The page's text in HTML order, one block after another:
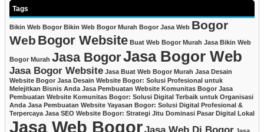
Tags
Bikin Web Bogor Bikin Web Bogor Murah Bogor Jasa Web Bogor
Web Bogor Website Buat Web Bogor Murah Jasa Bikin Web
Bogor Murah Jasa BogorJasa Bogor Web
Jasa Bogor Website Jasa Buat Web Bogor Murah Jasa Desain
Website Bogor Jasa Desain Website Bogor: Solusi Profesional untuk
Melejitkan Bisnis Anda Jasa Pembuatan Website Komunitas Bogor Jasa
Pembuatan Website Komunitas Bogor: Solusi Digital Terbaik untuk Organisasi
Anda Jasa Pembuatan Website Yayasan Bogor: Solusi Digital Profesional &
Terpercaya Jasa SEO Website Bogor: Strategi Jitu Dominasi Pasar Digital Lokal
Jasa Web BogorJasa Web Di Bogor